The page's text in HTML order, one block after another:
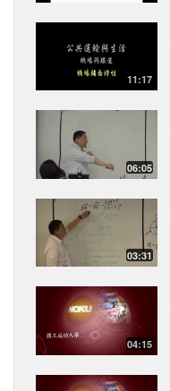
11:17
06:05
03:31
04:15